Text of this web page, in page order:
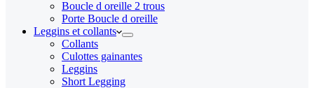
Boucle d oreille 2 trous
Porte Boucle d oreille
Leggins et collants
Collants
Culottes gainantes
Leggins
Short Legging